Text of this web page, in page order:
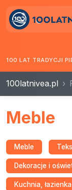
100 LAT TRADYCJI
100latnivea.pl
Meble
Meble
Dekoracje i
Kuchnia,